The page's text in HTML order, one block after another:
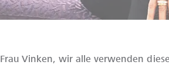
Frau Vinken, wir alle verwenden